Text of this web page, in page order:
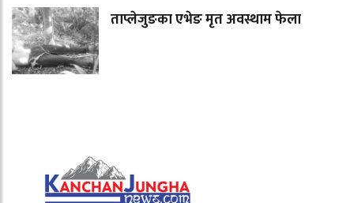
ताप्लेजुङका एभेङ मृत अवस्थाम फेला